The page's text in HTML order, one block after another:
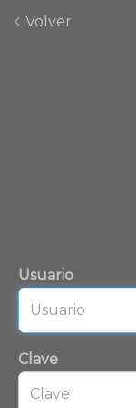
Volver
Usuario
Clave